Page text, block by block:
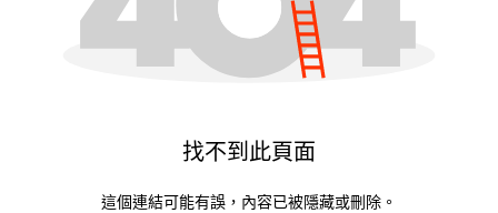
找不到此頁面
這個連結可能有誤，內容已被隱藏或刪除。